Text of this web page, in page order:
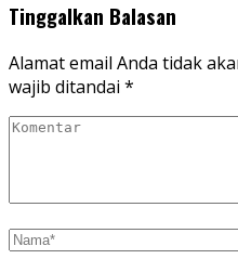
Tinggalkan Balasan
Alamat email Anda tidak
wajib ditandai *